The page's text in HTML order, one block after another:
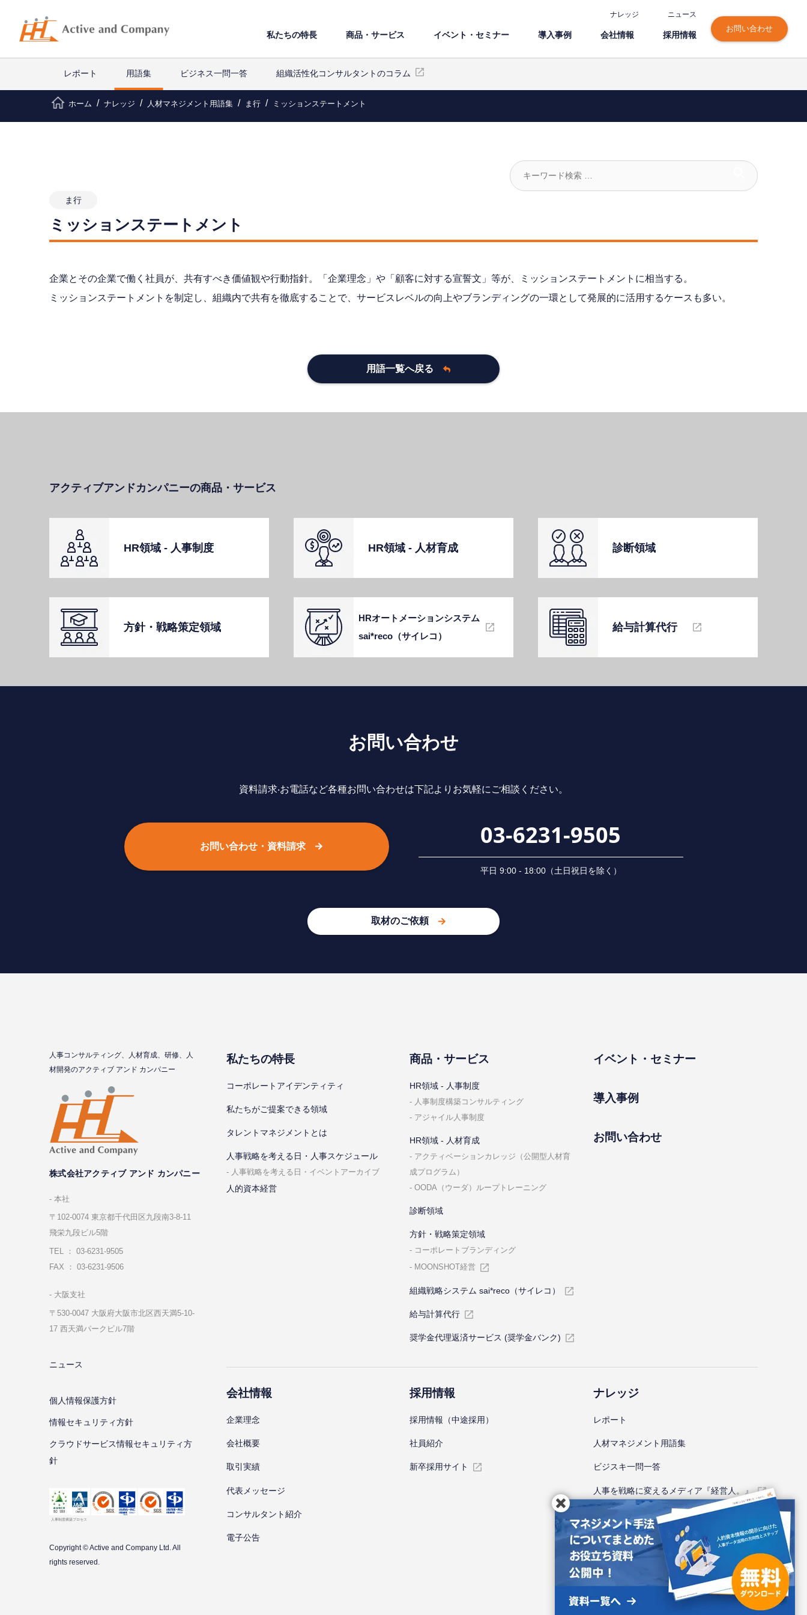
ナレッジ ニュース
私たちの特⻑ 商品・サービス イベント・セミナー 導⼊事例 会社情報 採⽤情報
お問い合わせ
レポート 用語集 ビジネス一問一答 組織活性化コンサルタントのコラム
ホーム ナレッジ 人材マネジメント用語集 ま行 ミッションステートメント
ま行
ミッションステートメント
企業とその企業で働く社員が、共有すべき価値観や行動指針。「企業理念」や「顧客に対する宣誓文」等が、ミッションステートメントに相当する。
ミッションステートメントを制定し、組織内で共有を徹底することで、サービスレベルの向上やブランディングの一環として発展的に活用するケースも多い。
用語一覧へ戻る
アクティブアンドカンパニーの商品・サービス
HR領域 - ⼈事制度 HR領域 - ⼈材育成 診断領域
⽅針・戦略策定領域
HRオートメーションシステム
sai*reco（サイレコ）
給与計算代⾏
お問い合わせ
資料請求‧お電話など各種お問い合わせは下記よりお気軽にご相談ください。
お問い合わせ・資料請求 03-6231-9505
平⽇ 9:00 - 18:00（⼟⽇祝⽇を除く）
取材のご依頼
⼈事コンサルティング、⼈材育成、研修、⼈
材開発のアクティブ アンド カンパニー
株式会社アクティブ アンド カンパニー
本社
〒102-0074 東京都千代⽥区九段南3-8-11
飛栄九段ビル5階
TEL ： 03-6231-9505
FAX ： 03-6231-9506
⼤阪⽀社
〒530-0047 ⼤阪府⼤阪市北区⻄天満5-10-
17 ⻄天満パークビル7階
ニュース
個⼈情報保護⽅針
情報セキュリティ⽅針
クラウドサービス情報セキュリティ方
針
Copyright © Active and Company Ltd. All
rights reserved.
私たちの特⻑
コーポレートアイデンティティ
私たちがご提案できる領域
タレントマネジメントとは
⼈事戦略を考える⽇・⼈事スケジュール
⼈事戦略を考える⽇・イベントアーカイブ
人的資本経営
商品・サービス
HR領域 - ⼈事制度
⼈事制度構築コンサルティング
アジャイル⼈事制度
HR領域 - ⼈材育成
アクティベーションカレッジ（公開型⼈材育
成プログラム）
OODA（ウーダ）ループトレーニング
診断領域
⽅針・戦略策定領域
コーポレートブランディング
MOONSHOT経営
組織戦略システム sai*reco（サイレコ）
給与計算代⾏
奨学金代理返済サービス (奨学金バンク)
イベント・セミナー
導⼊事例
お問い合わせ
会社情報
企業理念
会社概要
取引実績
代表メッセージ
コンサルタント紹介
電子公告
採⽤情報
採⽤情報（中途採⽤）
社員紹介
新卒採⽤サイト
ナレッジ
レポート
⼈材マネジメント⽤語集
ビジスキ⼀問⼀答
人事を戦略に変えるメディア『経営人。』